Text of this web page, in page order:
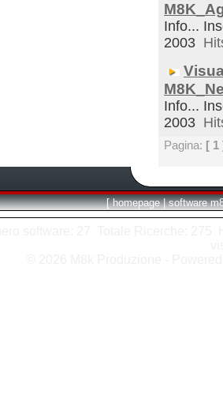
Info...
2003
Info...
2003
Pagina: [ 1
[ homepage | software